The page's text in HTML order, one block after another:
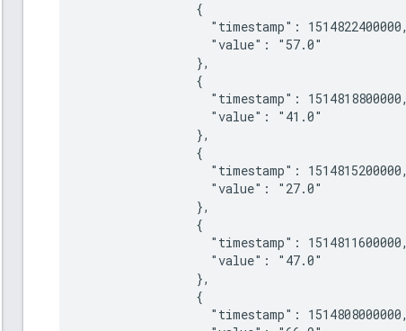
                {
                  "timestamp": 1514822400000,
                  "value": "57.0"
                },
                {
                  "timestamp": 1514818800000,
                  "value": "41.0"
                },
                {
                  "timestamp": 1514815200000,
                  "value": "27.0"
                },
                {
                  "timestamp": 1514811600000,
                  "value": "47.0"
                },
                {
                  "timestamp": 1514808000000,